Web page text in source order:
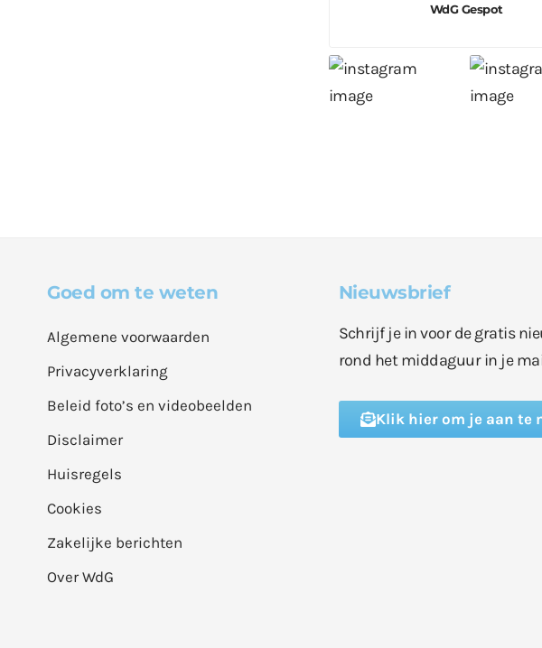
WdG Gespot
Goed om te weten
Algemene voorwaarden
Privacyverklaring
Beleid foto’s en videobeelden
Disclaimer
Huisregels
Cookies
Zakelijke berichten
Over WdG
Nieuwsbrief
Schrijf je in voor de gratis
rond het middaguur in je
Klik hier om je aan te